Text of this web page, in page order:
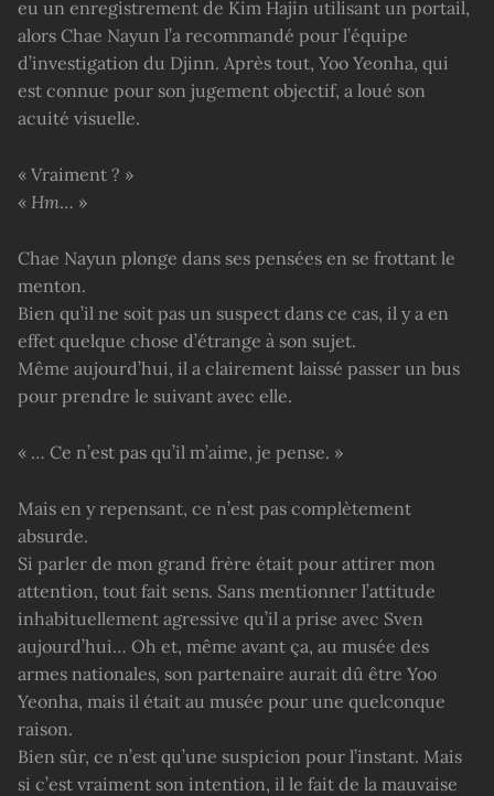
eu un enregistrement de Kim Hajin utilisant un portail,
alors Chae Nayun l’a recommandé pour l’équipe
d’investigation du Djinn. Après tout, Yoo Yeonha, qui
est connue pour son jugement objectif, a loué son
acuité visuelle.
« Vraiment ? »
« Hm… »
Chae Nayun plonge dans ses pensées en se frottant le
menton.
Bien qu’il ne soit pas un suspect dans ce cas, il y a en
effet quelque chose d’étrange à son sujet.
Même aujourd’hui, il a clairement laissé passer un bus
pour prendre le suivant avec elle.
« … Ce n’est pas qu’il m’aime, je pense. »
Mais en y repensant, ce n’est pas complètement
absurde.
Si parler de mon grand frère était pour attirer mon
attention, tout fait sens. Sans mentionner l’attitude
inhabituellement agressive qu’il a prise avec Sven
aujourd’hui… Oh et, même avant ça, au musée des
armes nationales, son partenaire aurait dû être Yoo
Yeonha, mais il était au musée pour une quelconque
raison.
Bien sûr, ce n’est qu’une suspicion pour l’instant. Mais
si c’est vraiment son intention, il le fait de la mauvaise